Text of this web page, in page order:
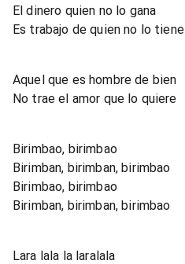
El dinero quien no lo gana
Es trabajo de quien no lo tiene
Aquel que es hombre de bien
No trae el amor que lo quiere
Birimbao, birimbao
Birimban, birimban, birimbao
Birimbao, birimbao
Birimban, birimban, birimbao
Lara lala la laralala